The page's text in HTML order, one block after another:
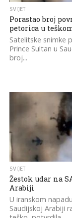
SVIJET
Porastao broj
petorica u
Satelitske snimke
Prince Sultan u
broj...
SVIJET
Žestok udar na
Arabiji
U iranskom
Saudijskoj Arabiji